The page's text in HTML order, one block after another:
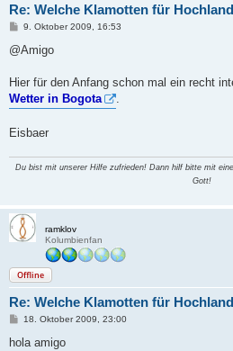
Re: Welche Klamotten für
B
i
a
9. Oktober 2009, 16:53
@Amigo
Hier für den Anfang schon mal ein recht
Wetter in Bogota
.
Eisbaer
Du bist mit unserer Hilfe zufrieden! Dann hilf bitte mit
Gott!
ramklov
Kolumbienfan
Offline
Re: Welche Klamotten für
B
i
18. Oktober 2009, 23:00
hola amigo